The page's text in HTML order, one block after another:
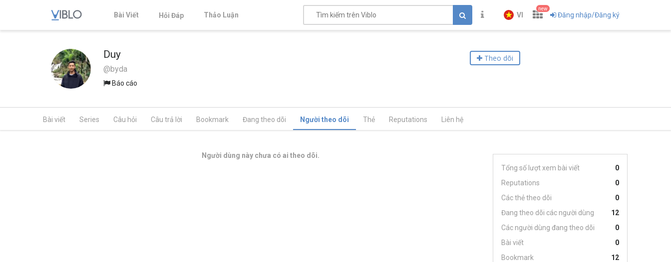
Bài Viết Hỏi Đáp Thảo Luận VI
new
Đăng nhập/Đăng ký
Duy
@byda
Báo cáo
Theo dõi
Bài viết Series Câu hỏi Câu trả lời Bookmark Đang theo dõi Người theo dõi Thẻ Reputations Liên hệ
Người dùng này chưa có ai theo dõi.
Tổng số lượt xem bài viết
0
Reputations
0
Các thẻ theo dõi
0
Đang theo dõi các người dùng
12
Các người dùng đang theo dõi
0
Bài viết
0
Bookmark
12